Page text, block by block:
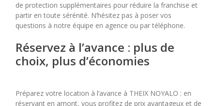
de protection supplémentaires pour réduire la franchise et
partir en toute sérénité. N’hésitez pas à poser vos
questions à notre équipe en agence ou par téléphone.
Réservez à l’avance : plus de
choix, plus d’économies
Préparez votre location à l’avance à THEIX NOYALO : en
réservant en amont, vous profitez de prix avantageux et de